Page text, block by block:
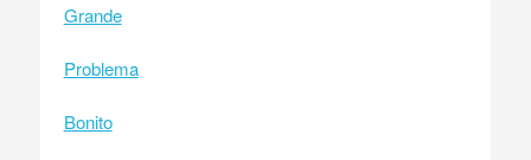
Grande
Problema
Bonito